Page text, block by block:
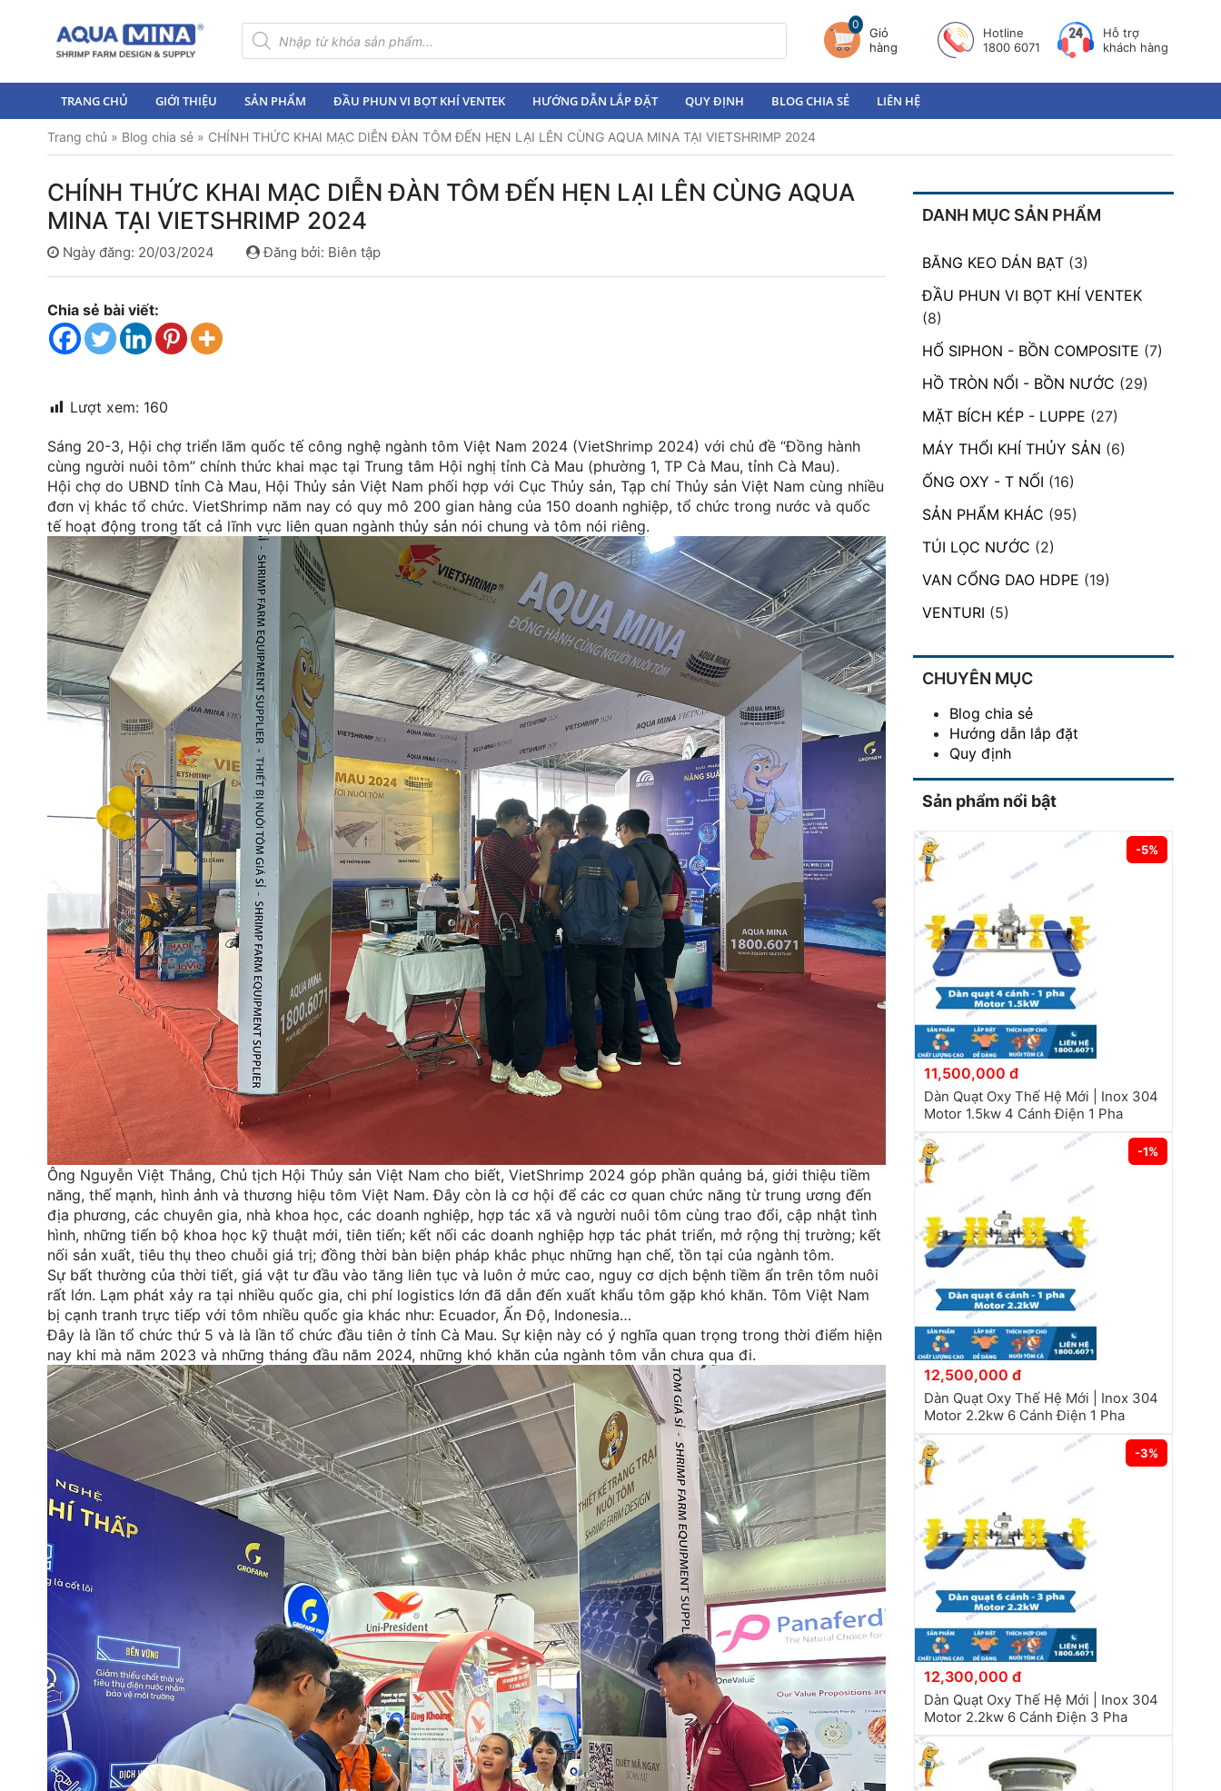
Ventek
Tìm
kiếm
sản
0
Giỏ
hàng
Hotline
1800 6071
Hỗ trợ
khách hàng
TRANG CHỦ GIỚI THIỆU SẢN PHẨM ĐẦU PHUN VI BỌT KHÍ VENTEK HƯỚNG DẪN LẮP ĐẶT QUY ĐỊNH BLOG CHIA SẺ LIÊN HỆ
Trang chủ » Blog chia sẻ » CHÍNH THỨC KHAI MẠC DIỄN ĐÀN TÔM ĐẾN HẸN LẠI LÊN CÙNG AQUA MINA TẠI VIETSHRIMP 2024
CHÍNH THỨC KHAI MẠC DIỄN ĐÀN TÔM ĐẾN HẸN LẠI LÊN CÙNG AQUA
MINA TẠI VIETSHRIMP 2024
Ngày đăng: 20/03/2024 Đăng bởi: Biên tập
Chia sẻ bài viết:
Lượt xem: 160
Sáng 20-3, Hội chợ triển lãm quốc tế công nghệ ngành tôm Việt Nam 2024 (VietShrimp 2024) với chủ đề “Đồng hành
cùng người nuôi tôm” chính thức khai mạc tại Trung tâm Hội nghị tỉnh Cà Mau (phường 1, TP Cà Mau, tỉnh Cà Mau).
Hội chợ do UBND tỉnh Cà Mau, Hội Thủy sản Việt Nam phối hợp với Cục Thủy sản, Tạp chí Thủy sản Việt Nam cùng nhiều
đơn vị khác tổ chức. VietShrimp năm nay có quy mô 200 gian hàng của 150 doanh nghiệp, tổ chức trong nước và quốc
tế hoạt động trong tất cả lĩnh vực liên quan ngành thủy sản nói chung và tôm nói riêng.
Ông Nguyễn Việt Thắng, Chủ tịch Hội Thủy sản Việt Nam cho biết, VietShrimp 2024 góp phần quảng bá, giới thiệu tiềm
năng, thế mạnh, hình ảnh và thương hiệu tôm Việt Nam. Đây còn là cơ hội để các cơ quan chức năng từ trung ương đến
địa phương, các chuyên gia, nhà khoa học, các doanh nghiệp, hợp tác xã và người nuôi tôm cùng trao đổi, cập nhật tình
hình, những tiến bộ khoa học kỹ thuật mới, tiên tiến; kết nối các doanh nghiệp hợp tác phát triển, mở rộng thị trường; kết
nối sản xuất, tiêu thụ theo chuỗi giá trị; đồng thời bàn biện pháp khắc phục những hạn chế, tồn tại của ngành tôm.
Sự bất thường của thời tiết, giá vật tư đầu vào tăng liên tục và luôn ở mức cao, nguy cơ dịch bệnh tiềm ẩn trên tôm nuôi
rất lớn. Lạm phát xảy ra tại nhiều quốc gia, chi phí logistics lớn đã dẫn đến xuất khẩu tôm gặp khó khăn. Tôm Việt Nam
bị cạnh tranh trực tiếp với tôm nhiều quốc gia khác như: Ecuador, Ấn Độ, Indonesia…
Đây là lần tổ chức thứ 5 và là lần tổ chức đầu tiên ở tỉnh Cà Mau. Sự kiện này có ý nghĩa quan trọng trong thời điểm hiện
nay khi mà năm 2023 và những tháng đầu năm 2024, những khó khăn của ngành tôm vẫn chưa qua đi.
DANH MỤC SẢN PHẨM
BĂNG KEO DÁN BẠT (3)
ĐẦU PHUN VI BỌT KHÍ VENTEK
(8)
HỐ SIPHON - BỒN COMPOSITE (7)
HỒ TRÒN NỔI - BỒN NƯỚC (29)
MẶT BÍCH KÉP - LUPPE (27)
MÁY THỔI KHÍ THỦY SẢN (6)
ỐNG OXY - T NỐI (16)
SẢN PHẨM KHÁC (95)
TÚI LỌC NƯỚC (2)
VAN CỔNG DAO HDPE (19)
VENTURI (5)
CHUYÊN MỤC
Blog chia sẻ
Hướng dẫn lắp đặt
Quy định
Sản phẩm nổi bật
-5%
11,500,000 đ
Dàn Quạt Oxy Thế Hệ Mới | Inox 304
Motor 1.5kw 4 Cánh Điện 1 Pha
-1%
12,500,000 đ
Dàn Quạt Oxy Thế Hệ Mới | Inox 304
Motor 2.2kw 6 Cánh Điện 1 Pha
-3%
12,300,000 đ
Dàn Quạt Oxy Thế Hệ Mới | Inox 304
Motor 2.2kw 6 Cánh Điện 3 Pha